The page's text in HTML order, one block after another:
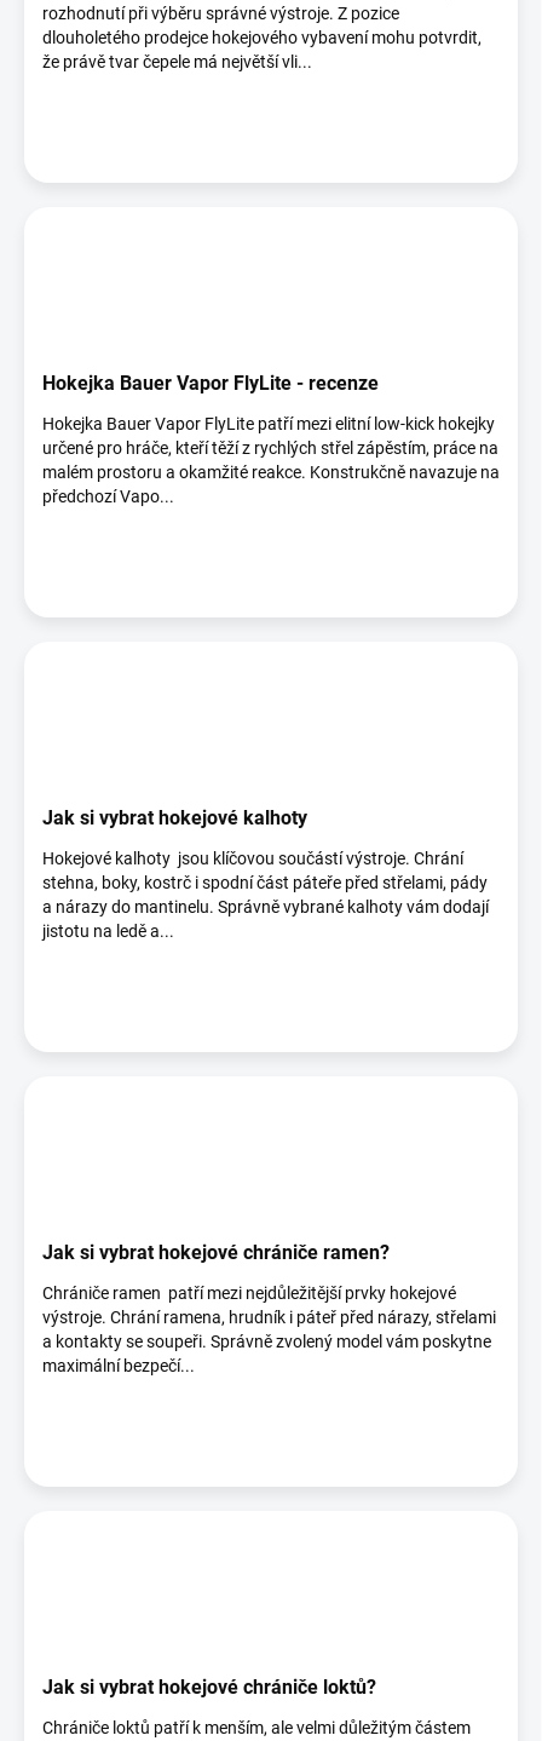
rozhodnutí při výběru správné výstroje. Z pozice
dlouholetého prodejce hokejového vybavení mohu potvrdit,
že právě tvar čepele má největší vli...
Hokejka Bauer Vapor FlyLite - recenze
Hokejka Bauer Vapor FlyLite patří mezi elitní low‑kick hokejky
určené pro hráče, kteří těží z rychlých střel zápěstím, práce na
malém prostoru a okamžité reakce. Konstrukčně navazuje na
předchozí Vapo...
Jak si vybrat hokejové kalhoty
Hokejové kalhoty jsou klíčovou součástí výstroje. Chrání
stehna, boky, kostrč i spodní část páteře před střelami, pády
a nárazy do mantinelu. Správně vybrané kalhoty vám dodají
jistotu na ledě a...
Jak si vybrat hokejové chrániče ramen?
Chrániče ramen patří mezi nejdůležitější prvky hokejové
výstroje. Chrání ramena, hrudník i páteř před nárazy, střelami
a kontakty se soupeři. Správně zvolený model vám poskytne
maximální bezpečí...
Jak si vybrat hokejové chrániče loktů?
Chrániče loktů patří k menším, ale velmi důležitým částem